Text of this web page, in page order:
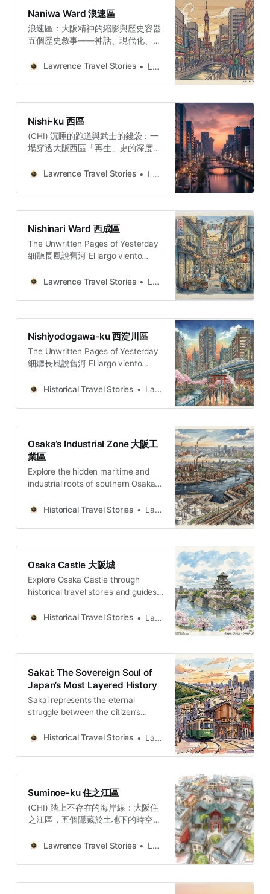
SteelWater, source of life, threat of
destruction,
Naniwa Ward 浪速區
浪速區：大阪精神的縮影與歷史容器
五個歷史敘事——神話、現代化、文
橫跨江戶至昭和的完整時間線，充分
的行政區，更是一個能夠同時容納巨
謙遜歷史遺跡的「文化容器」。
Lawrence Travel StoriesLawrenceA
Guide to the 5 Hidden Histories of
mythical lion swallowing evil to a
community, the true, soul of
Lawrence Travel Stories Lawrence
Nishi-ku 西區
(CHI) 沉睡的跑道與武士的錢袋：一
場穿透大阪西區「再生」史的深度漫
關於「再生」的史詩。它曾在第二次
壞，卻又從一片廢墟中奇蹟般地崛
起，展現出驚人的城市韌性與轉型智
的、一眼可見的古蹟，而在於其層層
疊加、需要細心解讀的歷史紋理。
Lawrence Travel
Hidden in Plain Sight, Nishi Ward of
crucible where the economic,
intellectual, and cultural forces of
modern Japan were
Lawrence Travel Stories Lawrence
Nishinari Ward 西成區
The Unwritten Pages of Yesterday
細聽長風說舊河 El largo viento
き風が、古びた川の物語をささや
história do rio secular.
Lawrence Travel Stories Lawrence
Nishiyodogawa-ku 西淀川區
The Unwritten Pages of Yesterday
細聽長風說舊河 El largo viento
き風が、古びた川の物語をささや
história do rio secular.
Historical Travel Stories Lawrence
Osaka’s Industrial Zone 大阪工
業區
Explore the hidden maritime and
industrial roots of southern Osaka.
that built the “East’s Manchester”
Historical Travel Stories Lawrence
Osaka Castle 大阪城
Explore Osaka Castle through
historical travel stories and guides.
and local legends across regions,
Historical Travel Stories Lawrence
Sakai: The Sovereign Soul of
Japan’s Most Layered History
Sakai represents the eternal
struggle between the citizen’s
state’s need for obedience;
technological precision.
Historical Travel Stories Lawrence
Suminoe-ku 住之江區
(CHI) 踏上不存在的海岸線：大阪住
之江區，五個隱藏於土地下的時空秘
質：它是一部人類以強大意志力改造
抗自然到尋求和解的漫長道路。從神
聖的海岸到詩意的沼澤，從商業的運
Lawrence Travel Stories Lawrence